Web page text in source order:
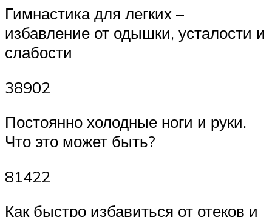
Гимнастика для легких –
избавление от одышки, усталости и
слабости
38902
Постоянно холодные ноги и руки.
Что это может быть?
81422
Как быстро избавиться от отеков и